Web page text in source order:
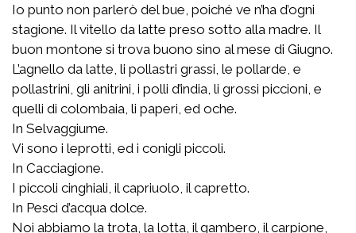
Io punto non parlerò del bue, poiché ve n’ha d’ogni
stagione. Il vitello da latte preso sotto alla madre. Il
buon montone si trova buono sino al mese di Giugno.
L’agnello da latte, li pollastri grassi, le pollarde, e
pollastrini, gli anitrini, i polli d’india, li grossi piccioni, e
quelli di colombaia, li paperi, ed oche.
In Selvaggiume.
Vi sono i leprotti, ed i conigli piccoli.
In Cacciagione.
I piccoli cinghiali, il capriuolo, il capretto.
In Pesci d’acqua dolce.
Noi abbiamo la trota, la lotta, il gambero, il carpione,